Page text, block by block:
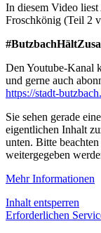
In diesem Video
Froschkönig (Teil 2
Den Youtube-Kanal
und gerne auch
https://stadt-
Sie sehen gerade
eigentlichen Inhalt
unten. Bitte
weitergegeben
Mehr Informationen
Inhalt entsperren
Erforderlichen